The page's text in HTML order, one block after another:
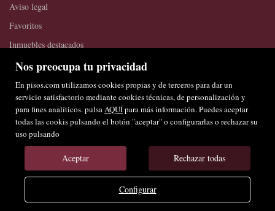
Nos preocupa tu privacidad
En pisos.com utilizamos cookies propias y de terceros para dar un
servicio satisfactorio mediante cookies técnicas, de personalización y
para fines analíticos. pulsaAQUÍpara más información. Puedes aceptar
todas las cookis pulsando el botón "aceptar" o configurarlas o rechazar su
uso pulsando
Aceptar Rechazar todas
Configurar
Aviso legal
Favoritos
Inmuebles destacados
Sobre nosotros
Noticias
Política de cookies